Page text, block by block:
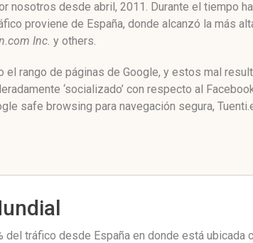
nosotros desde abril, 2011. Durante el tiempo
proviene de España, donde alcanzó la más
Inc. y others.
el rango de páginas de Google, y estos mal
‘socializado’ con respecto al
safe browsing para navegación segura,
del tráfico desde España en donde está ubicada